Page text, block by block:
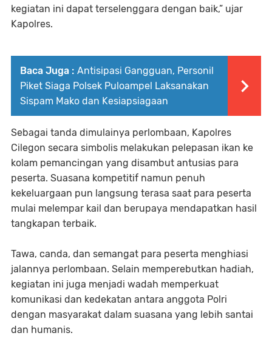
kegiatan ini dapat terselenggara dengan baik,” ujar
Kapolres.
Baca Juga : Antisipasi Gangguan, Personil
Piket Siaga Polsek Puloampel Laksanakan
Sispam Mako dan Kesiapsiagaan
Sebagai tanda dimulainya perlombaan, Kapolres
Cilegon secara simbolis melakukan pelepasan ikan ke
kolam pemancingan yang disambut antusias para
peserta. Suasana kompetitif namun penuh
kekeluargaan pun langsung terasa saat para peserta
mulai melempar kail dan berupaya mendapatkan hasil
tangkapan terbaik.
Tawa, canda, dan semangat para peserta menghiasi
jalannya perlombaan. Selain memperebutkan hadiah,
kegiatan ini juga menjadi wadah memperkuat
komunikasi dan kedekatan antara anggota Polri
dengan masyarakat dalam suasana yang lebih santai
dan humanis.